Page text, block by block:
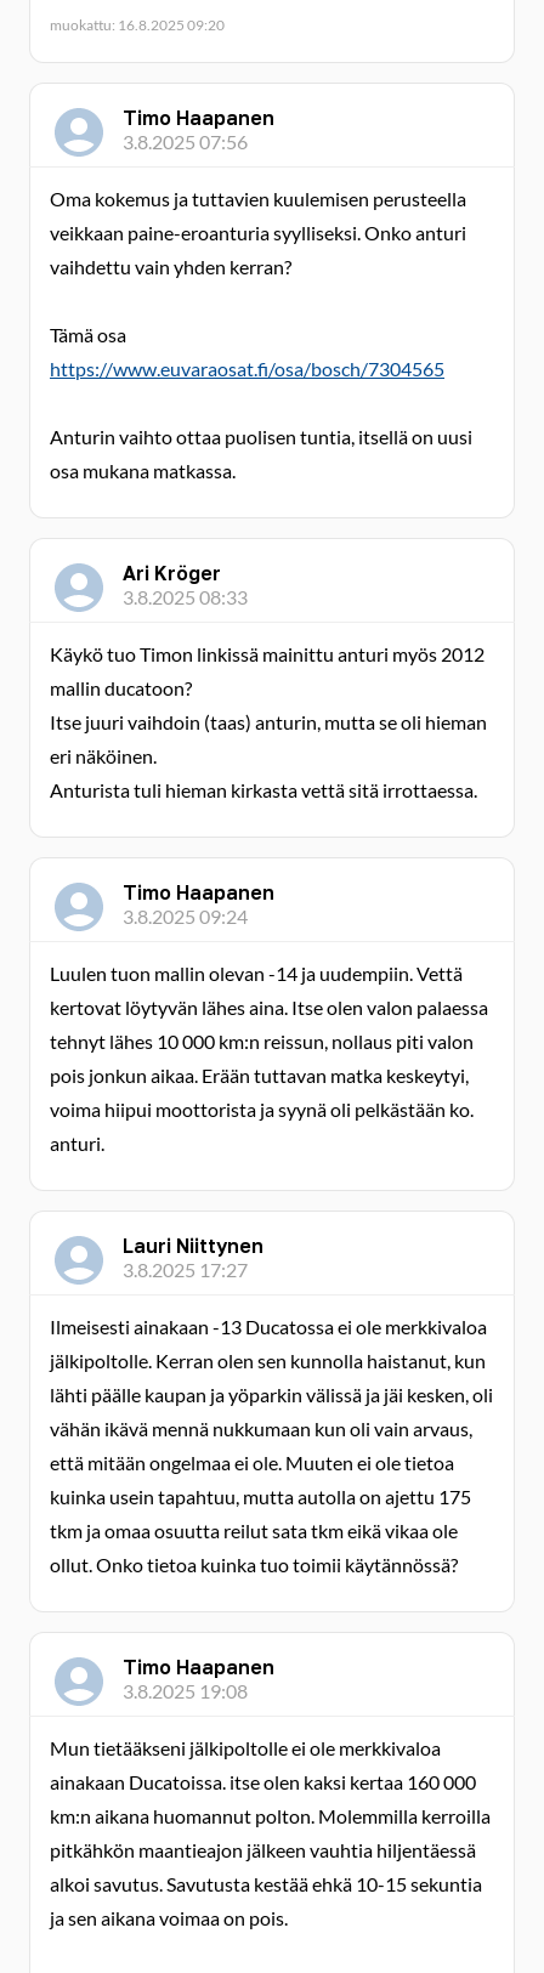
muokattu: 16.8.2025 09:20
Timo Haapanen
3.8.2025 07:56
Oma kokemus ja tuttavien kuulemisen perusteella
veikkaan paine-eroanturia syylliseksi. Onko anturi
vaihdettu vain yhden kerran?
Tämä osa
https://www.euvaraosat.fi/osa/bosch/7304565
Anturin vaihto ottaa puolisen tuntia, itsellä on uusi
osa mukana matkassa.
Ari Kröger
3.8.2025 08:33
Käykö tuo Timon linkissä mainittu anturi myös 2012
mallin ducatoon?
Itse juuri vaihdoin (taas) anturin, mutta se oli hieman
eri näköinen.
Anturista tuli hieman kirkasta vettä sitä irrottaessa.
Timo Haapanen
3.8.2025 09:24
Luulen tuon mallin olevan -14 ja uudempiin. Vettä
kertovat löytyvän lähes aina. Itse olen valon palaessa
tehnyt lähes 10 000 km:n reissun, nollaus piti valon
pois jonkun aikaa. Erään tuttavan matka keskeytyi,
voima hiipui moottorista ja syynä oli pelkästään ko.
anturi.
Lauri Niittynen
3.8.2025 17:27
Ilmeisesti ainakaan -13 Ducatossa ei ole merkkivaloa
jälkipoltolle. Kerran olen sen kunnolla haistanut, kun
lähti päälle kaupan ja yöparkin välissä ja jäi kesken, oli
vähän ikävä mennä nukkumaan kun oli vain arvaus,
että mitään ongelmaa ei ole. Muuten ei ole tietoa
kuinka usein tapahtuu, mutta autolla on ajettu 175
tkm ja omaa osuutta reilut sata tkm eikä vikaa ole
ollut. Onko tietoa kuinka tuo toimii käytännössä?
Timo Haapanen
3.8.2025 19:08
Mun tietääkseni jälkipoltolle ei ole merkkivaloa
ainakaan Ducatoissa. itse olen kaksi kertaa 160 000
km:n aikana huomannut polton. Molemmilla kerroilla
pitkähkön maantieajon jälkeen vauhtia hiljentäessä
alkoi savutus. Savutusta kestää ehkä 10-15 sekuntia
ja sen aikana voimaa on pois.